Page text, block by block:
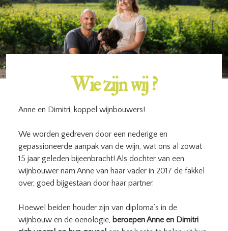
Wie zijn wij ?
Anne en Dimitri, koppel wijnbouwers!
We worden gedreven door een nederige en
gepassioneerde aanpak van de wijn, wat ons al zowat
15 jaar geleden bijeenbracht! Als dochter van een
wijnbouwer nam Anne van haar vader in 2017 de fakkel
over, goed bijgestaan door haar partner.
Hoewel beiden houder zijn van diploma’s in de
wijnbouw en de oenologie, beroepen Anne en Dimitri